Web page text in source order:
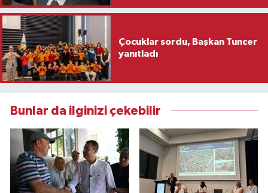
Çocuklar sordu, Başkan Tuncer
yanıtladı
Bunlar da ilginizi çekebilir